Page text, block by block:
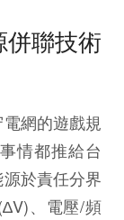
聯技術
網的遊戲規
情都推給台
於責任分界
、電壓/頻